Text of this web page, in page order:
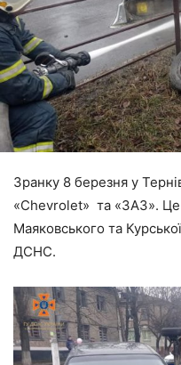
Зранку 8 березня у
«Chevrolet» та «ЗАЗ». Це
Маяковського та
ДСНС.